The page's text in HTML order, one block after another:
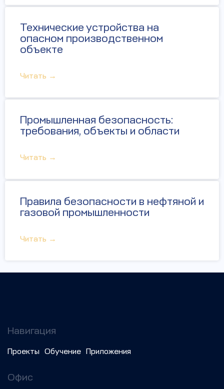
Технические устройства на
опасном производственном
объекте
Читать →
Промышленная безопасность:
требования, объекты и области
Читать →
Правила безопасности в нефтяной и
газовой промышленности
Читать →
Навигация
Проекты Обучение Приложения
Офис